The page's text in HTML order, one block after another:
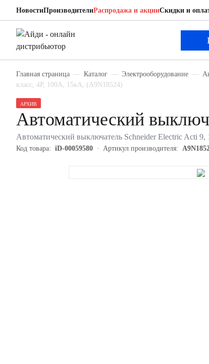
НовостиПроизводителиРаспродажа и акцииСкидки и
Главная страница Каталог Электрооборудование
класс, 4P, 100А, 15кА, (A9N18524)
АРХИВ
Автоматический
Автоматический выключатель Schneider Electric Acti
Код товара: iD-00059580 Артикул производителя:
Schneider Electric A9N18524
Автоматический выключатель